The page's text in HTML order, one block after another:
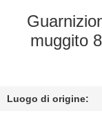
FABBRICA
QUALITÀ
muggito
Luogo di origine: